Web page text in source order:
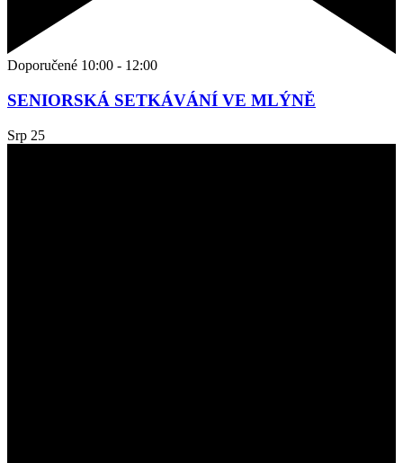
Doporučené 10:00 - 12:00
SENIORSKÁ SETKÁVÁNÍ VE MLÝNĚ
Srp 25